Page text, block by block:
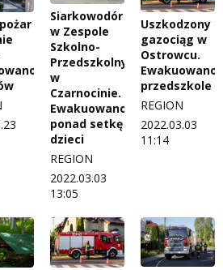
Siarkowodór
w Zespole
Szkolno-
Przedszkolnym
w
Czarnocinie.
Ewakuowano
ponad setkę
dzieci
REGION
2022.03.03
13:05
Uszkodzony
gazociąg w
Ostrowcu.
Ewakuowano
przedszkole
REGION
2022.03.03
11:14